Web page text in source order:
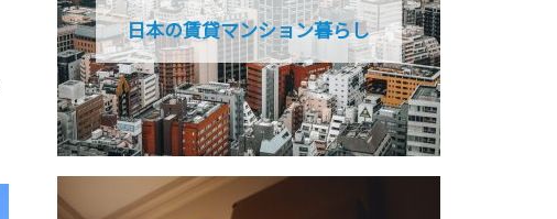
日本の賃貸マンション暮らし